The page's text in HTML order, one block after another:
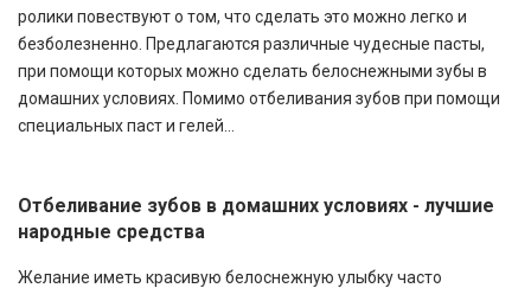
ролики повествуют о том, что сделать это можно легко и
безболезненно. Предлагаются различные чудесные пасты,
при помощи которых можно сделать белоснежными зубы в
домашних условиях. Помимо отбеливания зубов при помощи
специальных паст и гелей...
Отбеливание зубов в домашних условиях - лучшие
народные средства
Желание иметь красивую белоснежную улыбку часто